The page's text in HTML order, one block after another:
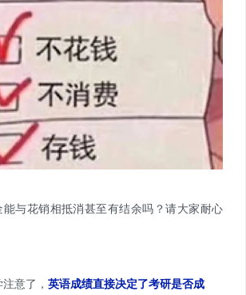
与花销相抵消甚至有结余吗？请大家耐心
意了， 英语成绩直接决定了考研是否成